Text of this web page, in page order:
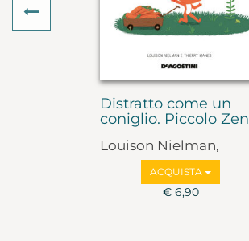
Distratto come un
coniglio. Piccolo Zen
Louison Nielman,
Thierry Manes
ACQUISTA
€ 6,90
Previous